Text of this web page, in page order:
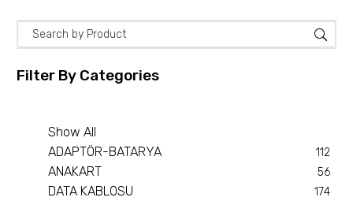
Filter By Categories
Show All
ADAPTÖR-BATARYA
112
ANAKART 56
DATA KABLOSU 174